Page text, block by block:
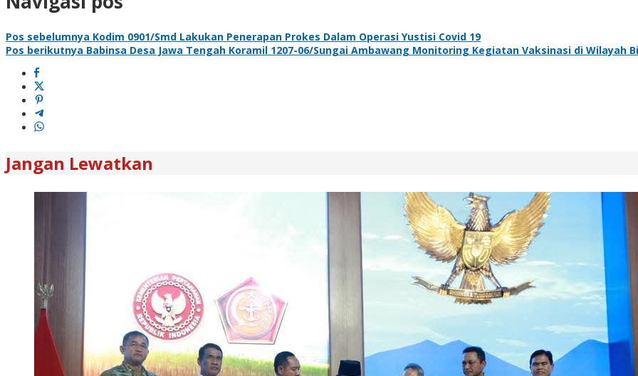
Pos sebelumnya Kodim 0901/Smd Lakukan Penerapan Prokes Dalam Operasi Yustisi Covid 19
Pos berikutnya Babinsa Desa Jawa Tengah Koramil 1207-06/Sungai Ambawang Monitoring Kegiatan Vaksinasi di Wilayah
Jangan Lewatkan